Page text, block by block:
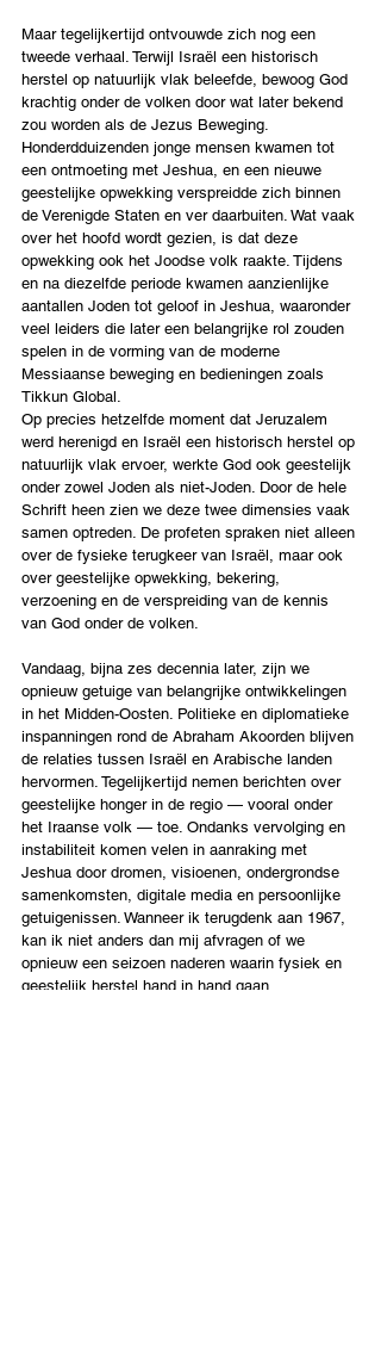
Maar tegelijkertijd ontvouwde zich nog een
tweede verhaal. Terwijl Israël een historisch
herstel op natuurlijk vlak beleefde, bewoog God
krachtig onder de volken door wat later bekend
zou worden als de Jezus Beweging.
Honderdduizenden jonge mensen kwamen tot
een ontmoeting met Jeshua, en een nieuwe
geestelijke opwekking verspreidde zich binnen
de Verenigde Staten en ver daarbuiten. Wat vaak
over het hoofd wordt gezien, is dat deze
opwekking ook het Joodse volk raakte. Tijdens
en na diezelfde periode kwamen aanzienlijke
aantallen Joden tot geloof in Jeshua, waaronder
veel leiders die later een belangrijke rol zouden
spelen in de vorming van de moderne
Messiaanse beweging en bedieningen zoals
Tikkun Global.
Op precies hetzelfde moment dat Jeruzalem
werd herenigd en Israël een historisch herstel op
natuurlijk vlak ervoer, werkte God ook geestelijk
onder zowel Joden als niet-Joden. Door de hele
Schrift heen zien we deze twee dimensies vaak
samen optreden. De profeten spraken niet alleen
over de fysieke terugkeer van Israël, maar ook
over geestelijke opwekking, bekering,
verzoening en de verspreiding van de kennis
van God onder de volken.
Vandaag, bijna zes decennia later, zijn we
opnieuw getuige van belangrijke ontwikkelingen
in het Midden-Oosten. Politieke en diplomatieke
inspanningen rond de Abraham Akoorden blijven
de relaties tussen Israël en Arabische landen
hervormen. Tegelijkertijd nemen berichten over
geestelijke honger in de regio — vooral onder
het Iraanse volk — toe. Ondanks vervolging en
instabiliteit komen velen in aanraking met
Jeshua door dromen, visioenen, ondergrondse
samenkomsten, digitale media en persoonlijke
getuigenissen. Wanneer ik terugdenk aan 1967,
kan ik niet anders dan mij afvragen of we
opnieuw een seizoen naderen waarin fysiek en
geestelijk herstel hand in hand gaan.